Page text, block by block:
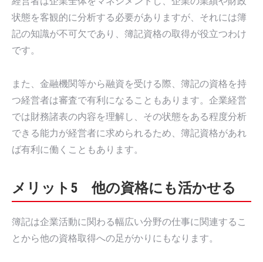
状態を客観的に分析する必要がありますが、それには簿
記の知識が不可欠であり、簿記資格の取得が役立つわけ
です。
また、金融機関等から融資を受ける際、簿記の資格を持
つ経営者は審査で有利になることもあります。企業経営
では財務諸表の内容を理解し、その状態をある程度分析
できる能力が経営者に求められるため、簿記資格があれ
ば有利に働くこともあります。
メリット5 他の資格にも活かせる
簿記は企業活動に関わる幅広い分野の仕事に関連するこ
とから他の資格取得への足がかりにもなります。